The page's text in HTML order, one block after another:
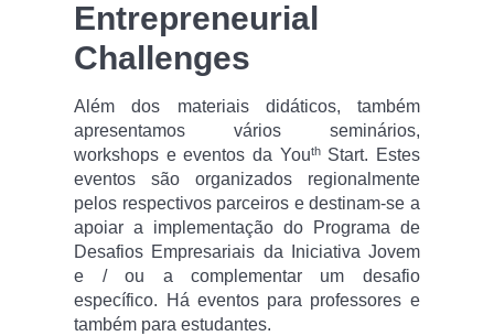
Entrepreneurial
Challenges
Além dos materiais didáticos, também
apresentamos vários seminários,
workshops e eventos da YouthStart. Estes
eventos são organizados regionalmente
pelos respectivos parceiros e destinam-se a
apoiar a implementação do Programa de
Desafios Empresariais da Iniciativa Jovem
e / ou a complementar um desafio
específico. Há eventos para professores e
também para estudantes.